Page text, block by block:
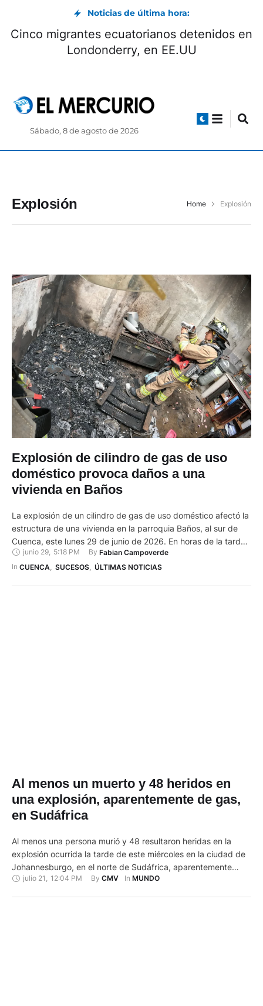
Noticias de última hora:
Cinco migrantes ecuatorianos detenidos en
Londonderry, en EE.UU
Sábado, 8 de agosto de 2026
Explosión Home Explosión
Explosión de cilindro de gas de uso
doméstico provoca daños a una
vivienda en Baños
La explosión de un cilindro de gas de uso doméstico afectó la
estructura de una vivienda en la parroquia Baños, al sur de
Cuenca, este lunes 29 de junio de 2026. En horas de la tarde,
el Cuerpo de Bomberos de Cuenca recibió la notificación de la
emergencia y acudió al lugar a verificar daños. …
junio 29, 5:18 PM By Fabian Campoverde
In CUENCA SUCESOS, ÚLTIMAS NOTICIAS
Al menos un muerto y 48 heridos en
una explosión, aparentemente de gas,
en Sudáfrica
Al menos una persona murió y 48 resultaron heridas en la
explosión ocurrida la tarde de este miércoles en la ciudad de
Johannesburgo, en el norte de Sudáfrica, aparentemente
generada por una fuga de gas pero cuyas causas no han sido
julio 21 12:04 PM By CMV In MUNDO